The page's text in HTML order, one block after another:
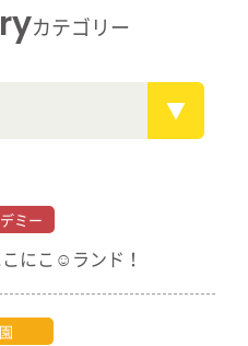
カテゴリー
ミー
にこ☺ランド！